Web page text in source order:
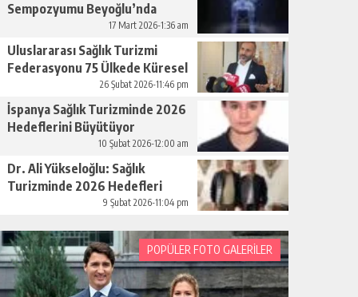
Sempozyumu Beyoğlu’nda
17 Mart 2026-1:36 am
Uluslararası Sağlık Turizmi
Federasyonu 75 Ülkede Küresel
26 Şubat 2026-11:46 pm
İspanya Sağlık Turizminde 2026
Hedeflerini Büyütüyor
10 Şubat 2026-12:00 am
Dr. Ali Yükseloğlu: Sağlık
Turizminde 2026 Hedefleri
9 Şubat 2026-11:04 pm
POPÜLER FOTO GALERİLER